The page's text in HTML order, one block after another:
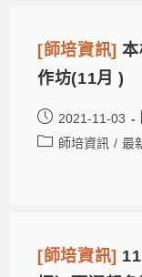
[師培資訊]
作坊(11月 )
2021-11-03
師培資訊 / 最
[師培資訊]